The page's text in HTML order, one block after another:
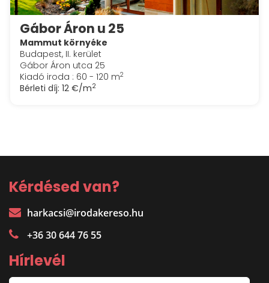
Gábor Áron u 25
Mammut környéke
Budapest, II. kerület
Gábor Áron utca 25
Kiadó iroda : 60 - 120 m2
Bérleti díj: 12 €/m2
Kérdésed van?
harkacsi@irodakereso.hu
+36 30 644 76 55
Hírlevél